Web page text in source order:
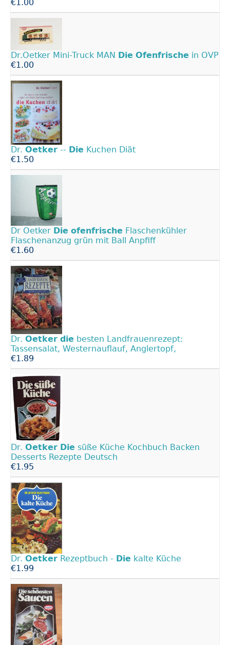
€1.00
Dr.Oetker Mini-Truck MAN Die Ofenfrische in OVP
€1.00
Dr. Oetker -- Die Kuchen Diät
€1.50
Dr Oetker Die ofenfrische Flaschenkühler
Flaschenanzug grün mit Ball Anpfiff
€1.60
Dr. Oetker die besten Landfrauenrezept:
Tassensalat, Westernauflauf, Anglertopf,
€1.89
Dr. Oetker Die süße Küche Kochbuch Backen
Desserts Rezepte Deutsch
€1.95
Dr. Oetker Rezeptbuch - Die kalte Küche
€1.99